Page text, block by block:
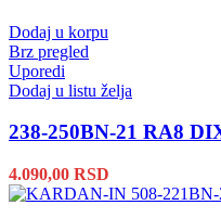
Dodaj u korpu
Brz pregled
Uporedi
Dodaj u listu želja
238-250BN-21 RA8
4.090,00 RSD